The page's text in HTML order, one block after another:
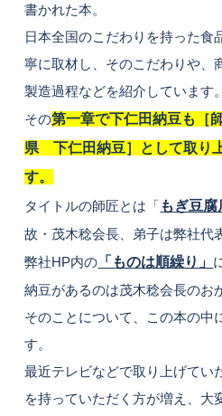
書かれた本。
日本全国のこだわりを持った食
寧に取材し、そのこだわりや、
製造過程などを紹介しています。
その第一章で下仁田納豆も［
県 下仁田納豆］として取り
す。
タイトルの師匠とは「 もぎ豆腐
故・茂木稔会長、弟子は弊社代
弊社HP内の 「ものは順繰り」
納豆があるのは茂木稔会長のお
そのことについて、この本の中
す。
最近テレビなどで取り上げてい
を持っていただく方が増え、大